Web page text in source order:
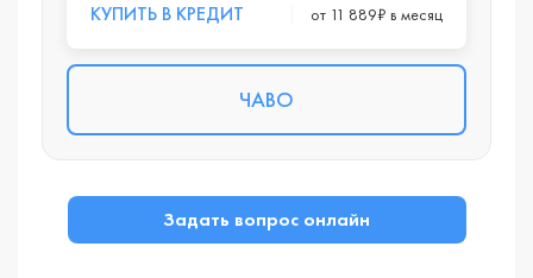
КУПИТЬ В КРЕДИТ от 11 889₽ в месяц
ЧАВО
Задать вопрос онлайн